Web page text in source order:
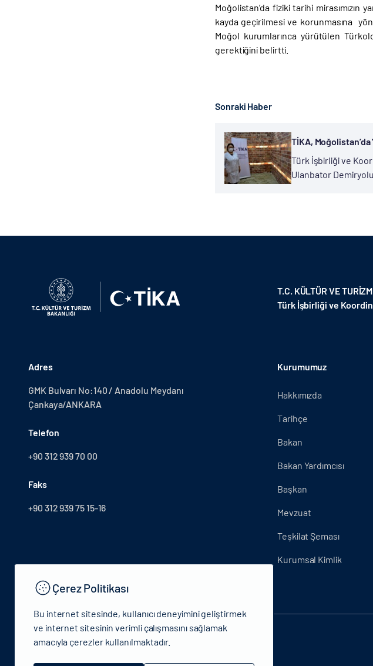
Moğolistan’da fiziki tarihi mirasımızın
kayda geçirilmesi ve korunmasına
Moğol kurumlarınca yürütülen
gerektiğini belirtti.
Sonraki Haber
TİKA,
Türk İşbirliği ve
Ulanbator
T.C. KÜLTÜR VE
Türk İşbirliği ve
Adres
GMK Bulvarı No:140 / Anadolu Meydanı
Çankaya/ANKARA
Telefon
+90 312 939 70 00
Faks
+90 312 939 75 15-16
Kurumumuz
Hakkımızda
Tarihçe
Bakan
Bakan Yardımcısı
Başkan
Mevzuat
Teşkilat Şeması
Kurumsal Kimlik
© 2024 T.C.Kütlür ve Turizm Bakanlığı - Tüm hakları saklıdır.
Çerez Politikası
Bu internet sitesinde, kullanıcı deneyimini geliştirmek
ve internet sitesinin verimli çalışmasını sağlamak
amacıyla çerezler kullanılmaktadır.